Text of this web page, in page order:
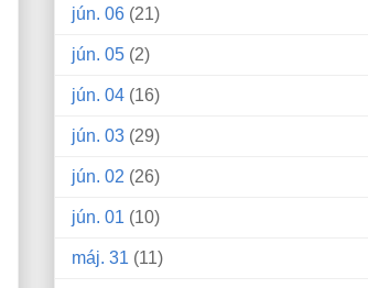
jún. 06 (21)
jún. 05 (2)
jún. 04 (16)
jún. 03 (29)
jún. 02 (26)
jún. 01 (10)
máj. 31 (11)